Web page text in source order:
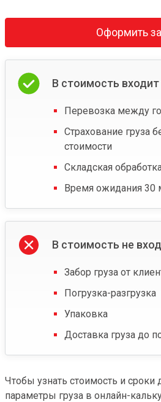
Оформить
В стоимость входит
Перевозка между
Страхование груза
стоимости
Складская
Время ожидания 30
В стоимость не
Забор груза от
Погрузка-разгрузка
Упаковка
Доставка груза до
Чтобы узнать стоимость и сроки
параметры груза в онлайн-